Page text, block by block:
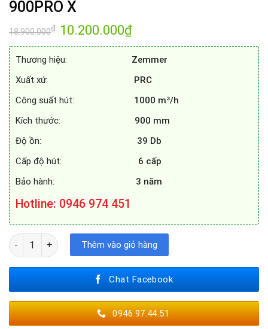
900PRO X
18.900.000₫ Giá
gốc
là:
10.200.000₫Giá
tại
10.200.000₫.
Thương hiệu: Zemmer
Xuất xứ:
PRC
Công suất hút:
1000 m³/h
Kích thước:
900 mm
Độ ồn: 39 Db
Cấp độ hút: 6 cấp
Bảo hành:
3 năm
Hotline: 0946 974 451
MÁY HÚT MÙI ZEMMER HZM - 900PRO X số lượng
Thêm vào giỏ hàng
Chat Facebook
0946.97.44.51